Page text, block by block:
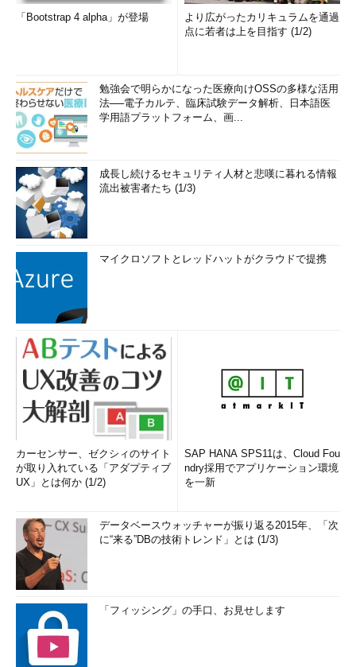
「Bootstrap 4 alpha」が登場
より広がったカリキュラムを通過
点に若者は上を目指す (1/2)
勉強会で明らかになった医療向けOSSの多様な活用
法──電子カルテ、臨床試験データ解析、日本語医
学用語プラットフォーム、画...
成長し続けるセキュリティ人材と悲嘆に暮れる情報
流出被害者たち (1/3)
マイクロソフトとレッドハットがクラウドで提携
カーセンサー、ゼクシィのサイト
が取り入れている「アダプティブ
UX」とは何か (1/2)
SAP HANA SPS11は、Cloud Fou
ndry採用でアプリケーション環境
を一新
データベースウォッチャーが振り返る2015年、「次
に“来る”DBの技術トレンド」とは (1/3)
「フィッシング」の手口、お見せします